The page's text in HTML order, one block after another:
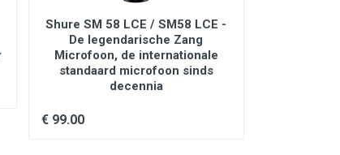
The bracket should fit so the
up.
Shure SM 58 LCE / SM58 LCE -
De legendarische Zang
Microfoon, de internationale
standaard microfoon sinds
decennia
€ 99.00